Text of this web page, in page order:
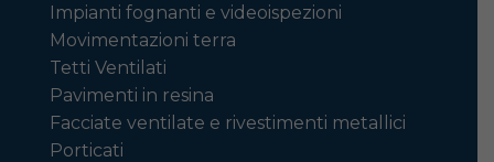
Impianti fognanti e videoispezioni
Movimentazioni terra
Tetti Ventilati
Pavimenti in resina
Facciate ventilate e rivestimenti metallici
Porticati